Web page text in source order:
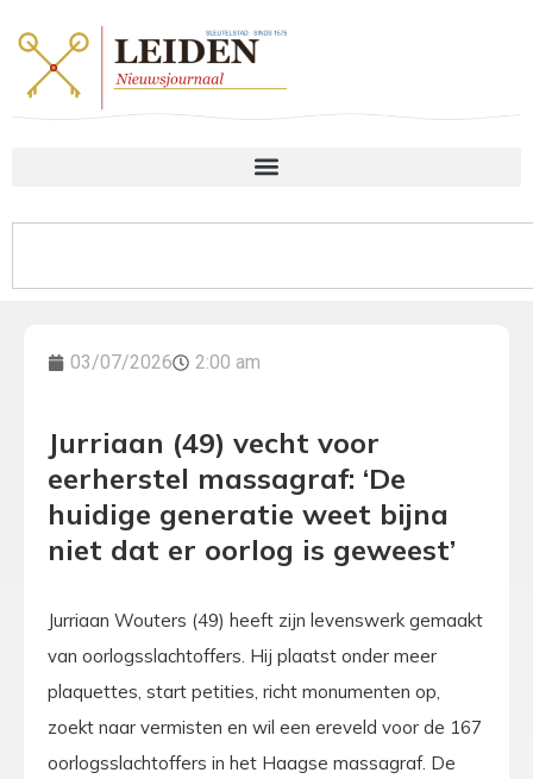
03/07/2026 2:00 am
Jurriaan (49) vecht voor
eerherstel massagraf: ‘De
huidige generatie weet bijna
niet dat er oorlog is geweest’
Jurriaan Wouters (49) heeft zijn levenswerk gemaakt
van oorlogsslachtoffers. Hij plaatst onder meer
plaquettes, start petities, richt monumenten op,
zoekt naar vermisten en wil een ereveld voor de 167
oorlogsslachtoffers in het Haagse massagraf. De